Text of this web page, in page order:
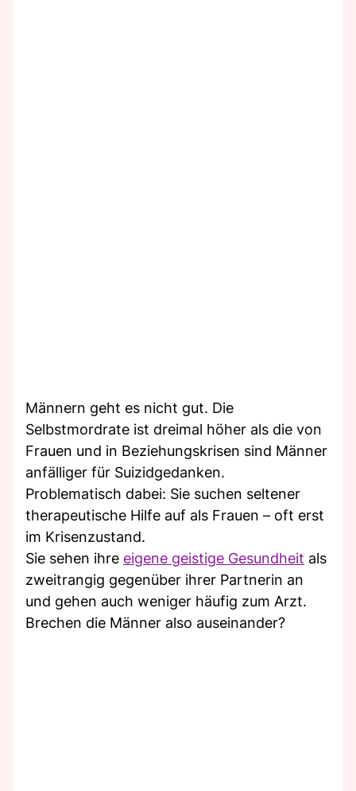
Männern geht es nicht gut. Die
Selbstmordrate ist dreimal höher als die von
Frauen und in Beziehungskrisen sind Männer
anfälliger für Suizidgedanken.
Problematisch dabei: Sie suchen seltener
therapeutische Hilfe auf als Frauen – oft erst
im Krisenzustand.
Sie sehen ihre eigene geistige Gesundheit als
zweitrangig gegenüber ihrer Partnerin an
und gehen auch weniger häufig zum Arzt.
Brechen die Männer also auseinander?